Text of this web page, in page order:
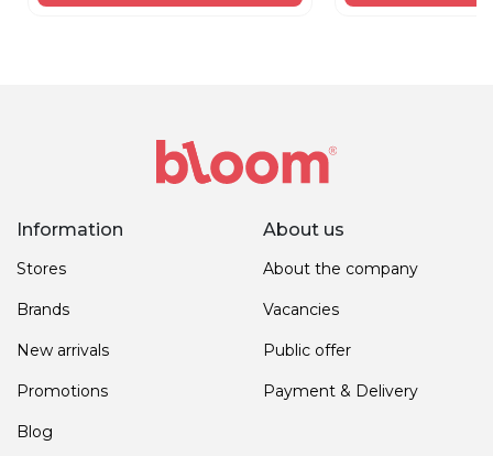
Information
Stores
Brands
New arrivals
Promotions
Blog
About us
About the company
Vacancies
Public offer
Payment & Delivery